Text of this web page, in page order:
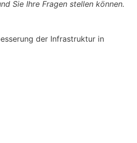
Sie Ihre Fragen stellen können.
der Infrastruktur in